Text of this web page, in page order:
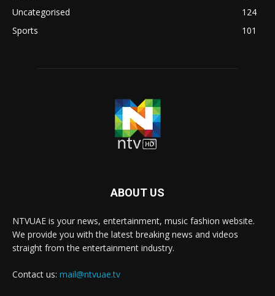
Uncategorised
124
Sports
101
ABOUT US
NTVUAE is your news, entertainment, music fashion website.
We provide you with the latest breaking news and videos
straight from the entertainment industry.
Contact us: mail@ntvuae.tv